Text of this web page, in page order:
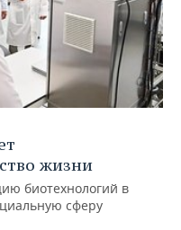
жизни
биотехнологий в
сферу